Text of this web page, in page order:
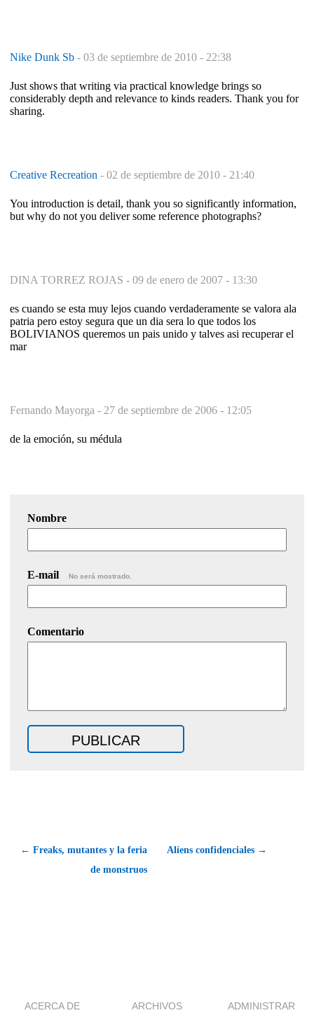
Nike Dunk Sb - 03 de septiembre de 2010 - 22:38
Just shows that writing via practical knowledge brings so
considerably depth and relevance to kinds readers. Thank you for
sharing.
Creative Recreation - 02 de septiembre de 2010 - 21:40
You introduction is detail, thank you so significantly information,
but why do not you deliver some reference photographs?
DINA TORREZ ROJAS - 09 de enero de 2007 - 13:30
es cuando se esta muy lejos cuando verdaderamente se valora ala
patria pero estoy segura que un dia sera lo que todos los
BOLIVIANOS queremos un pais unido y talves asi recuperar el
mar
Fernando Mayorga - 27 de septiembre de 2006 - 12:05
de la emoción, su médula
Nombre
E-mail No será mostrado.
Comentario
← Freaks, mutantes y la feria
de monstruos
Alíens confidenciales →
ACERCA DE ARCHIVOS ADMINISTRAR